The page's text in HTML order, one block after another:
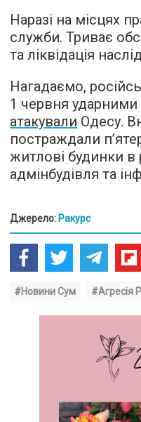
Наразі на місцях
служби. Триває
та ліквідація
Нагадаємо,
1 червня
атакували Одесу.
постраждали
житлові будинки в
адмінбудівля та
Джерело: Ракурс
#Новини Сум #Агресія